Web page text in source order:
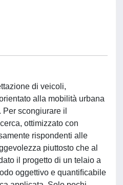
di veicoli,
alla mobilità urbana
scongiurare il
ottimizzato con
rispondenti alle
piuttosto che al
il progetto di un telaio a
oggettivo e quantiﬁcabile